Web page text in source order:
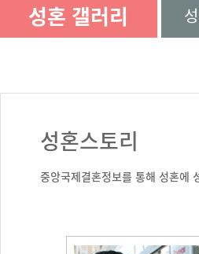
성혼 갤러리
성혼스토리
중앙국제결혼정보를 통해 성혼에